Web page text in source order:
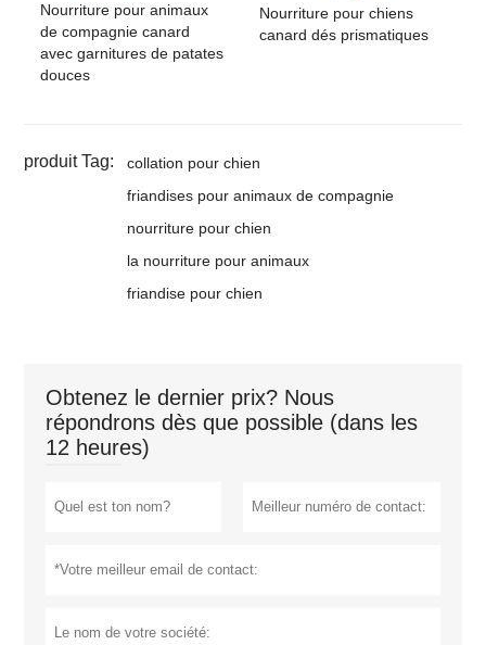
Nourriture pour animaux
de compagnie canard
avec garnitures de patates
douces
Nourriture pour chiens
canard dés prismatiques
produit Tag:
collation pour chien
friandises pour animaux de compagnie
nourriture pour chien
la nourriture pour animaux
friandise pour chien
Obtenez le dernier prix? Nous
répondrons dès que possible (dans les
12 heures)